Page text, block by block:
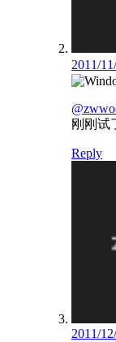
2011/
刚刚试
Reply
2011/